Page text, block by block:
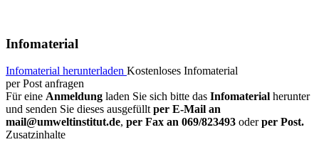
Infomaterial
Infomaterial herunterladen Kostenloses Infomaterial
per Post anfragen
Für eine Anmeldung laden Sie sich bitte das Infomaterial herunter
und senden Sie dieses ausgefüllt per E-Mail an
mail@umweltinstitut.de, per Fax an 069/823493 oderper Post.
Zusatzinhalte